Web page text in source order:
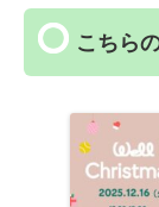
こちら